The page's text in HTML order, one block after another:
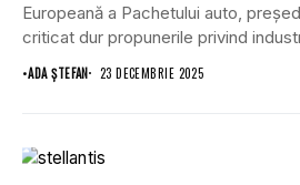
Europeană a Pachetului auto,
criticat dur propunerile privind
•ADA ȘTEFAN 23 DECEMBRIE 2025